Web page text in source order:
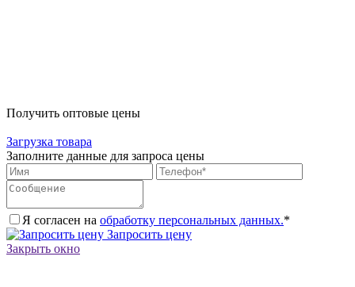
Получить оптовые цены
Загрузка товара
Заполните данные для запроса цены
Я согласен на обработку персональных данных.*
Запросить цену
Закрыть окно